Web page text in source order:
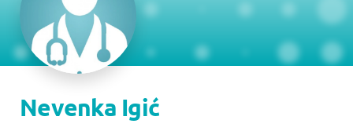
Nevenka Igić